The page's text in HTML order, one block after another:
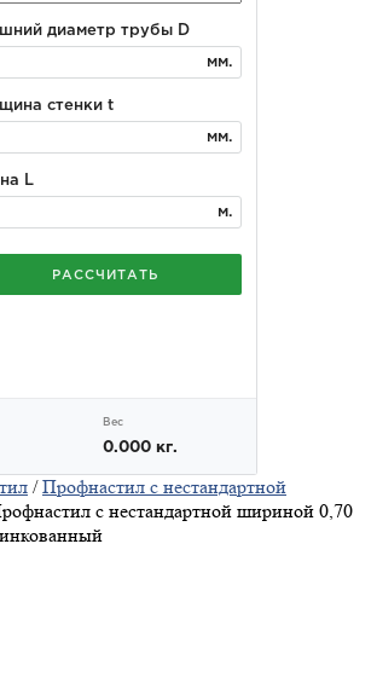
/Профнастил с нестандартной
с нестандартной шириной 0,70